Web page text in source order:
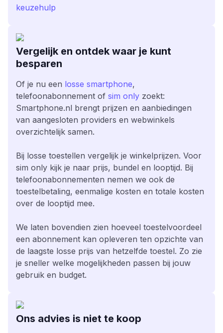
keuzehulp
Vergelijk en ontdek waar je kunt
besparen
Of je nu een losse smartphone,
telefoonabonnement of sim only zoekt:
Smartphone.nl brengt prijzen en aanbiedingen
van aangesloten providers en webwinkels
overzichtelijk samen.
Bij losse toestellen vergelijk je winkelprijzen. Voor
sim only kijk je naar prijs, bundel en looptijd. Bij
telefoonabonnementen nemen we ook de
toestelbetaling, eenmalige kosten en totale kosten
over de looptijd mee.
We laten bovendien zien hoeveel toestelvoordeel
een abonnement kan opleveren ten opzichte van
de laagste losse prijs van hetzelfde toestel. Zo zie
je sneller welke mogelijkheden passen bij jouw
gebruik en budget.
Ons advies is niet te koop